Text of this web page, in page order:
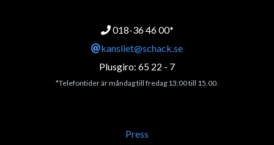
018-36 46 00*
kansliet@schack.se
Plusgiro: 65 22 - 7
*Telefontider är måndag till fredag 13:00 till 15.00.
Press